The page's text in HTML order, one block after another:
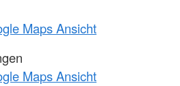
Maps Ansicht
Maps Ansicht